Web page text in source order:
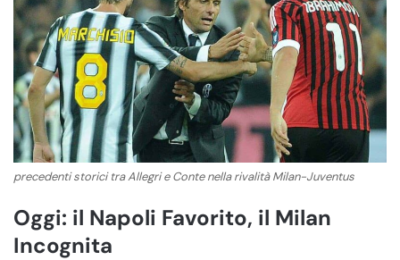
precedenti storici tra Allegri e Conte nella rivalità Milan-Juventus
Oggi: il Napoli Favorito, il Milan
Incognita